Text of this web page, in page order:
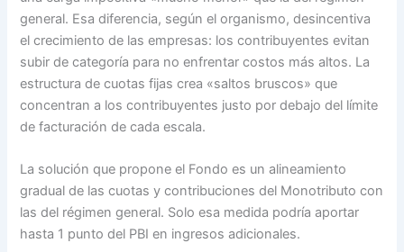
general. Esa diferencia, según el organismo, desincentiva
el crecimiento de las empresas: los contribuyentes evitan
subir de categoría para no enfrentar costos más altos. La
estructura de cuotas fijas crea «saltos bruscos» que
concentran a los contribuyentes justo por debajo del límite
de facturación de cada escala.
La solución que propone el Fondo es un alineamiento
gradual de las cuotas y contribuciones del Monotributo con
las del régimen general. Solo esa medida podría aportar
hasta 1 punto del PBI en ingresos adicionales.